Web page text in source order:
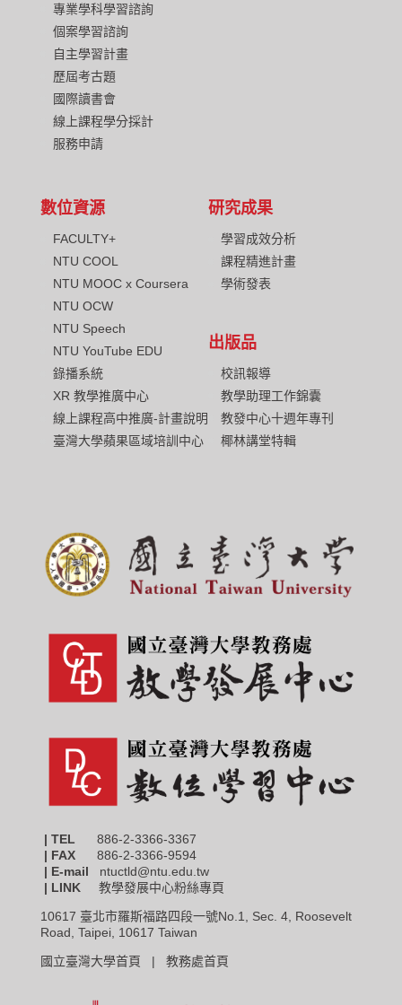
專業學科學習諮詢
個案學習諮詢
自主學習計畫
歷屆考古題
國際讀書會
線上課程學分採計
服務申請
數位資源
FACULTY+
NTU COOL
NTU MOOC x Coursera
NTU OCW
NTU Speech
NTU YouTube EDU
錄播系統
XR 教學推廣中心
線上課程高中推廣-計畫說明
臺灣大學蘋果區域培訓中心
研究成果
學習成效分析
課程精進計畫
學術發表
出版品
校訊報導
教學助理工作錦囊
教發中心十週年專刊
椰林講堂特輯
| TEL 886-2-3366-3367
| FAX
886-2-3366-9594
| E-mail ntuctld@ntu.edu.tw
| LINK 教學發展中心粉絲專頁
10617 臺北市羅斯福路四段一號No.1, Sec. 4, Roosevelt
Road, Taipei, 10617 Taiwan
國立臺灣大學首頁 | 教務處首頁